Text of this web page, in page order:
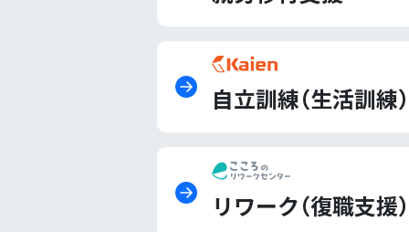
自立訓練（生活訓練）
リワーク（復職支援）